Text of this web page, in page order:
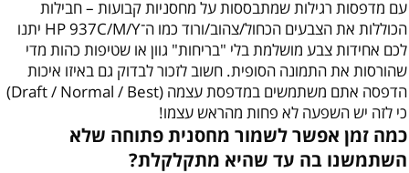
עם מדפסות רגילות שמתבססות על מחסניות קבועות – חבילות
הכוללות את הצבעים הכחול/צהוב/ורוד כמו ה־HP 937C/M/Y יתנו
לכם אחידות צבע מושלמת בלי "בריחות" גוון או שטיפות כהות מדי
שהורסות את התמונה הסופית. חשוב לזכור לבדוק גם באיזו איכות
הדפסה אתם משתמשים במדפסת עצמה (Draft / Normal / Best)
כי לזה יש השפעה לא פחות מהראש עצמו!
כמה זמן אפשר לשמור מחסנית פתוחה שלא
השתמשנו בה עד שהיא מתקלקלת?